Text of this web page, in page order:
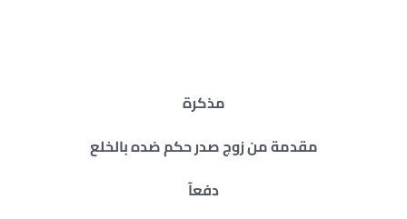
مذكرة
مقدمة من زوج صدر حكم ضده بالخلع
دفعآ